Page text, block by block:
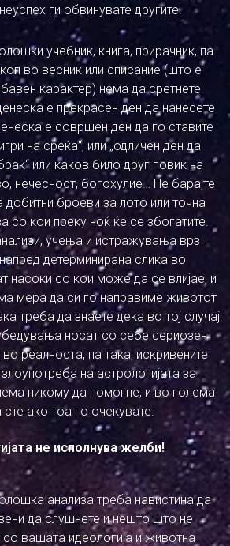
ги обвинувате другите.
учебник, книга, прирачник, па
во весник или списание (што е
карактер) нема да сретнете
е прекрасен ден да нанесете
е совршен ден да го ставите
на среќа“, или „одличен ден да
или каков било друг повик на
нечесност, богохулие… Не барајте
добитни броеви за лото или точна
со кои преку ноќ ќе се збогатите.
учења и истражувања врз
детерминирана слика во
насоки со кои може да се влијае, и
мера да си го направиме животот
треба да знаете дека во тој случај
носат со себе сериозен
реалноста, па така, искривените
на астрологијата за
никому да помогне, и во голема
сте ако тоа го очекувате.
не исполнува желби!
анализа треба навистина да
да слушнете и нешто што не
вашата идеологија и животна